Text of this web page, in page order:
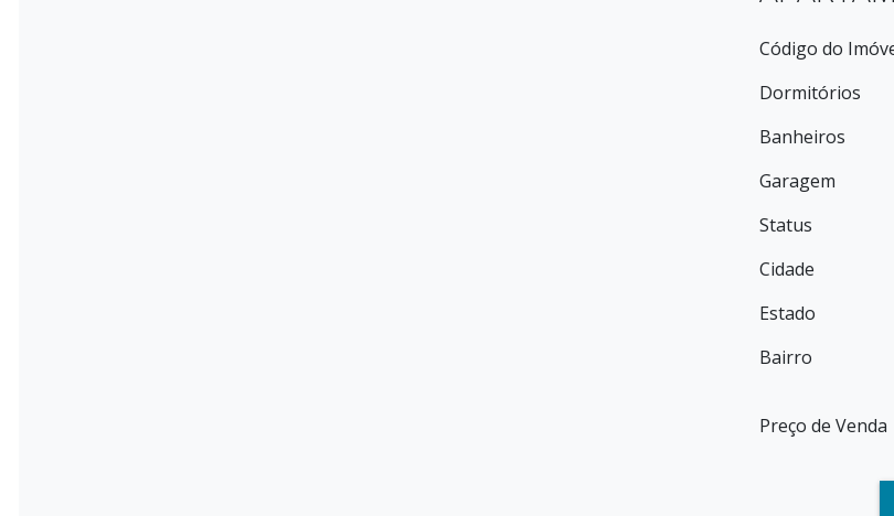
Código do
Dormitórios
Banheiros
Garagem
Status
Cidade
Estado
Bairro
Preço de Venda